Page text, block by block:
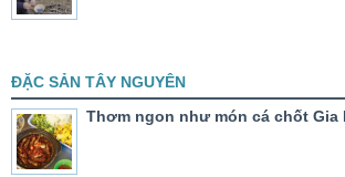
ĐẶC SẢN TÂY NGUYÊN
Thơm ngon như món cá chốt Gia